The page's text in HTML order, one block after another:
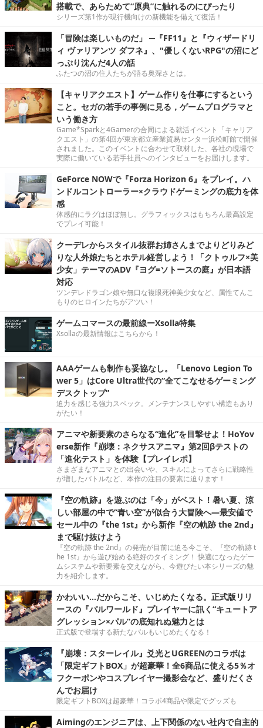
搭載で、あらためて“原典”に触れるのにぴったり
シリーズ第1作が現行機向けの新機能を備えて復活！
「冒険は楽しいものだ」 ─『FF11』と『ウィザードリ
ィ ヴァリアンツ ダフネ』、"優しくないRPG"の沼にど
っぷり沈んだ4人の話
ふたつの沼の住人たちが語る奥深さとは。
【キャリアクエスト】ゲーム作りを仕事にするという
こと。セガの若手の事例に見る，ゲームプログラマと
いう働き方
Game*Sparkと4Gamerの合同による就活イベント「キャリア
クエスト」の第4回が東京都立産業貿易センター浜松町館で開催
されました。このイベントに合わせて取材した、各社の現場で
実際に働いている若手社員へのインタビューをお届けします。
GeForce NOWで『Forza Horizon 6』をプレイ。ハ
ンドルコントローラー×クラウドゲーミングの底力を体
感
体感的にラグはほぼ無し。グラフィックスはもちろん最高設定
でプレイ可能！
クーデレからスタイル抜群お姉さんまでよりどりみど
りな人外娘たちとホテル経営しよう！「クトゥルフ×美
少女」テーマのADV『ヨグ=ソトースの庭』が日本語
対応
ツンデレドラゴン娘や無口な複眼死神美少女など、属性てんこ
もりのヒロインたちがアツい！
ゲームコマースの最前線ーXsolla特集
Xsollaの最新情報はこちらから！
AAAゲームも制作も妥協なし。「Lenovo Legion To
wer 5」はCore Ultra世代の“全てこなせるゲーミング
デスクトップ”
迫力を感じる強力スペック。メンテナンスしやすい構造もあり
がたい！
アニマや新要素のさらなる“進化”を目撃せよ！HoYov
erse新作『崩壊：ネクサスアニマ』第2回βテストの
「進化テスト」を体験【プレイレポ】
さまざまなアニマとの出会いや、スキルによってさらに戦略性
が増したバトルなど、本作の注目の要素に迫ります！
『空の軌跡』を遊ぶのは「今」がベスト！暑い夏、涼
しい部屋の中で“青い空”が似合う大冒険へ―最安値で
セール中の『the 1st』から新作『空の軌跡 the 2nd』
まで駆け抜けよう
『空の軌跡 the 2nd』の発売が目前に迫る今こそ、『空の軌跡 t
he 1st』から遊び始める絶好のタイミング！ 快適になったゲー
ムシステムや新要素を交えながら、今遊びたい本シリーズの魅
力を紹介します。
かわいい…だからこそ、いじめたくなる。正式版リリ
ースの『パルワールド』プレイヤーに訊く“キュートア
グレッション×パル”の底知れぬ魅力とは
正式版で登場する新たなパルもいじめたくなる！
『崩壊：スターレイル』爻光とUGREENのコラボは
「限定ギフトBOX」が超豪華！全6商品に使える5％オ
フクーポンやコスプレイヤー撮影会など、盛りだくさ
んでお届け
限定ギフトBOXは超豪華！コラボ4商品や限定でグッズも
Aimingのエンジニアは、上下関係のない社内で自主的